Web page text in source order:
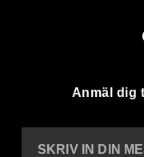
Anmäl dig
SKRIV IN DIN